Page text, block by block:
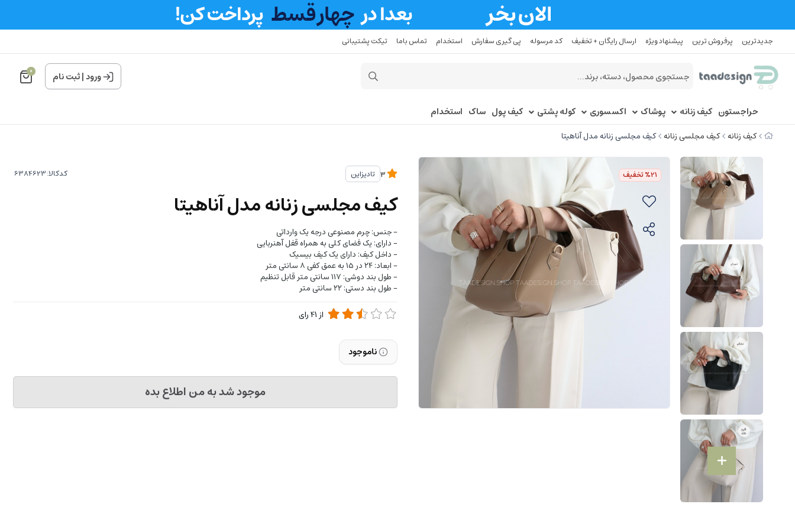
جدیدترین پرفروش ترین پیشنهاد ویژه ارسال رایگان + تخفیف کد مرسوله پی گیری سفارش استخدام تماس باما تیکت پشتیبانی
ورود|ثبت نام 0
حراجستون کیف زنانه پوشاک اکسسوری کوله پشتی کیف پول ساک استخدام
کیف زنانه کیف مجلسی زنانه کیف مجلسی زنانه مدل آناهیتا
%21تخفیف تادیزاین کدکالا:
کیف مجلسی زنانه مدل آناهیتا
- جنس: چرم مصنوعی درجه یک وارداتی
- دارای: یک فضای کلی به همراه قفل آهنربایی
- داخل کیف: دارای یک کیف بیسیک
- ابعاد: ۲۴ در ۱۵ به عمق کفی ۸ سانتی متر
- طول بند دوشی: ۱۱۷ سانتی متر قابل تنظیم
- طول بند دستی: ۲۲ سانتی متر
از41رای
ناموجود
موجود شد به من اطلاع بده